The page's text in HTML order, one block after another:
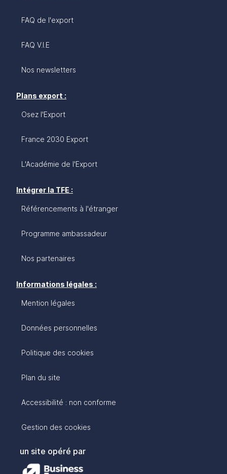
FAQ de l'export
FAQ V.I.E
Nos newsletters
Plans export :
Osez l'Export
France 2030 Export
L'Académie de l'Export
Intégrer la TFE :
Référencements à l'étranger
Programme ambassadeur
Nos partenaires
Informations légales :
Mention légales
Données personnelles
Politique des cookies
Plan du site
Accessibilité : non conforme
Gestion des cookies
un site opéré par